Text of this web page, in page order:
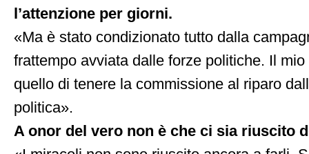
l’attenzione per giorni.
«Ma è stato condizionato tutto dalla
frattempo avviata dalle forze politiche. Il
quello di tenere la commissione al riparo
politica».
A onor del vero non è che ci sia riuscito